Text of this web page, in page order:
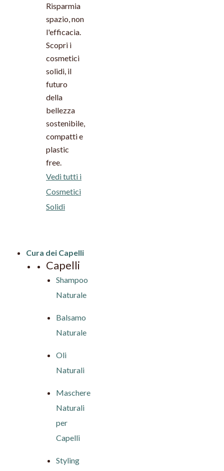
Risparmia
spazio, non
l'efficacia.
Scopri i
cosmetici
solidi, il
futuro
della
bellezza
sostenibile,
compatti e
plastic
free.
Vedi tutti i
Cosmetici
Solidi
Cura dei Capelli
Capelli
Shampoo
Naturale
Balsamo
Naturale
Oli
Naturali
Maschere
Naturali
per
Capelli
Styling